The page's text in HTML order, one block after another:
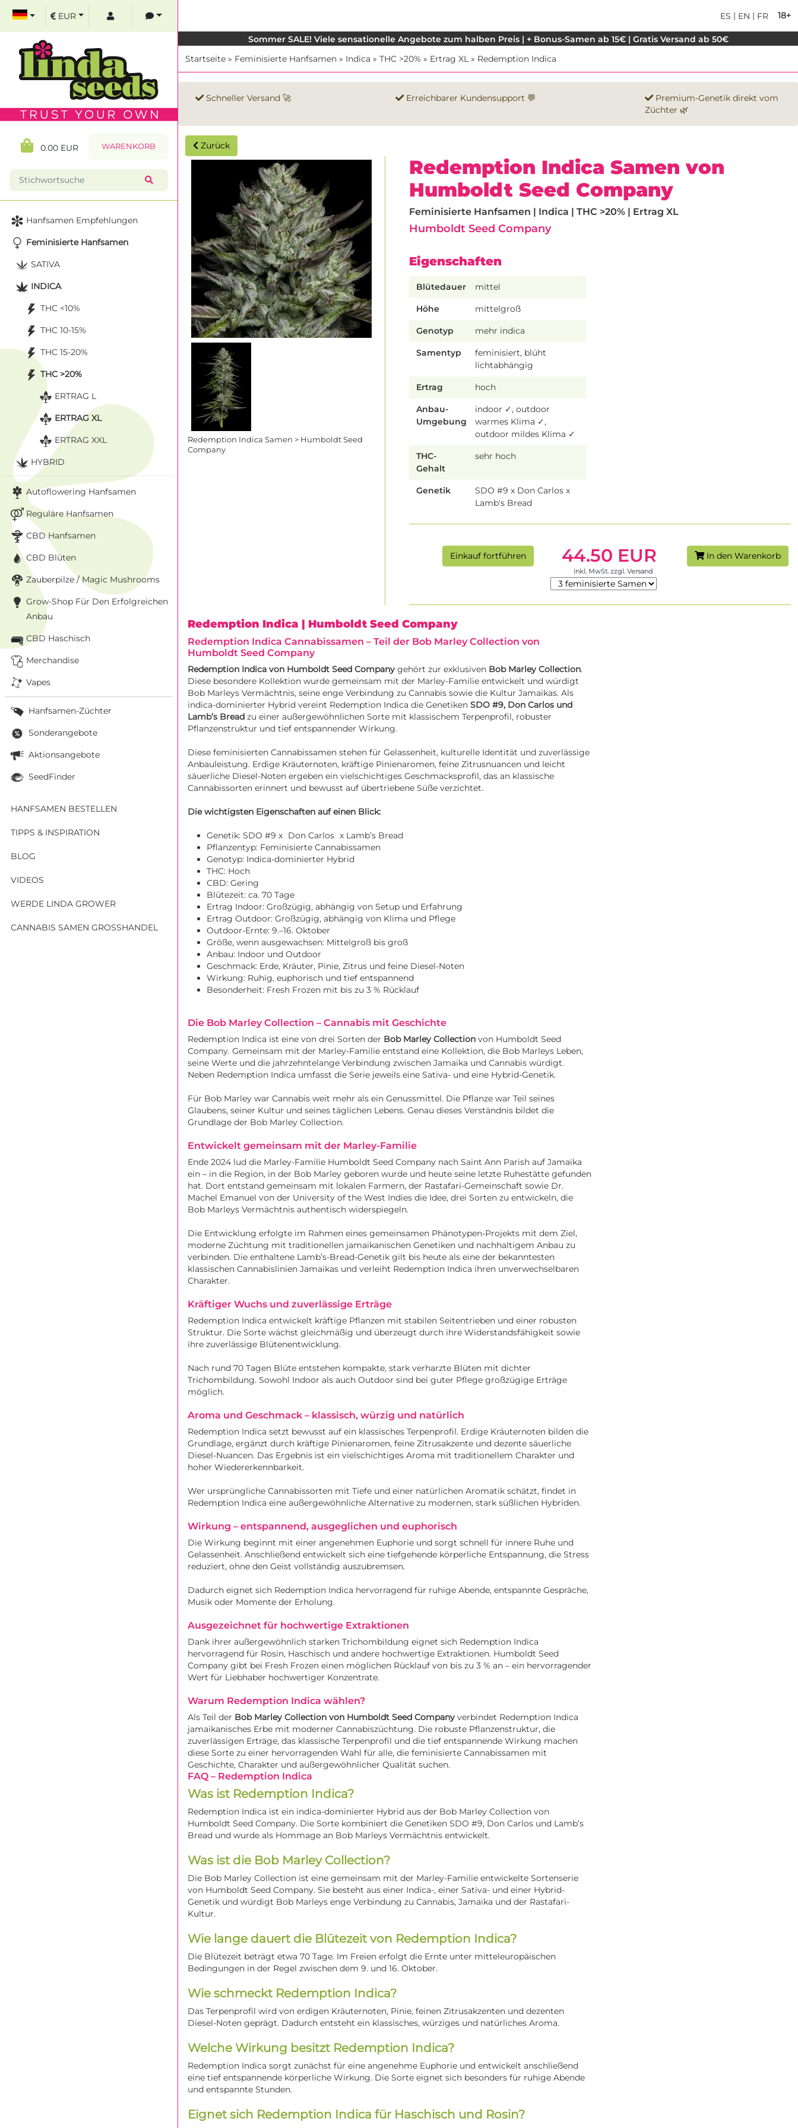
18+
ES | EN | FR
Sommer SALE! Viele sensationelle Angebote zum halben Preis | + Bonus-Samen ab 15€ | Gratis Versand ab 50€
Startseite » Feminisierte Hanfsamen » Indica » THC >20% » Ertrag XL » Redemption Indica
Schneller Versand 🚀 Erreichbarer Kundensupport 💬
Premium-Genetik direkt vom
Züchter 🌿
Zurück
Redemption Indica Samen > Humboldt Seed
Company
Redemption Indica Samen von
Humboldt Seed Company
Feminisierte Hanfsamen | Indica | THC >20% | Ertrag XL
Humboldt Seed Company
Eigenschaften
Blütedauer mittel
Höhe mittelgroß
Genotyp mehr indica
Samentyp
feminisiert, blüht
lichtabhängig
Ertrag hoch
Anbau-
Umgebung
indoor ✓, outdoor
warmes Klima ✓,
outdoor mildes Klima ✓
THC-
Gehalt
sehr hoch
Genetik
SDO #9 x Don Carlos x
Lamb's Bread
Einkauf fortführen 44.50 EUR
inkl. MwSt. zzgl. Versand
In den Warenkorb
Redemption Indica | Humboldt Seed Company
Redemption Indica Cannabissamen – Teil der Bob Marley Collection von
Humboldt Seed Company
Redemption Indica von Humboldt Seed Companygehört zur exklusiven Bob Marley Collection.
Diese besondere Kollektion wurde gemeinsam mit der Marley-Familie entwickelt und würdigt
Bob Marleys Vermächtnis, seine enge Verbindung zu Cannabis sowie die Kultur Jamaikas. Als
indica-dominierter Hybrid vereint Redemption Indica die Genetiken SDO #9, Don Carlos und
Lamb’s Bread zu einer außergewöhnlichen Sorte mit klassischem Terpenprofil, robuster
Pflanzenstruktur und tief entspannender Wirkung.
Diese feminisierten Cannabissamen stehen für Gelassenheit, kulturelle Identität und zuverlässige
Anbauleistung. Erdige Kräuternoten, kräftige Pinienaromen, feine Zitrusnuancen und leicht
säuerliche Diesel-Noten ergeben ein vielschichtiges Geschmacksprofil, das an klassische
Cannabissorten erinnert und bewusst auf übertriebene Süße verzichtet.
Die wichtigsten Eigenschaften auf einen Blick:
Genetik: SDO #9 x Don Carlos x Lamb’s Bread
Pflanzentyp: Feminisierte Cannabissamen
Genotyp: Indica-dominierter Hybrid
THC: Hoch
CBD: Gering
Blütezeit: ca. 70 Tage
Ertrag Indoor: Großzügig, abhängig von Setup und Erfahrung
Ertrag Outdoor: Großzügig, abhängig von Klima und Pflege
Outdoor-Ernte: 9.–16. Oktober
Größe, wenn ausgewachsen: Mittelgroß bis groß
Anbau: Indoor und Outdoor
Geschmack: Erde, Kräuter, Pinie, Zitrus und feine Diesel-Noten
Wirkung: Ruhig, euphorisch und tief entspannend
Besonderheit: Fresh Frozen mit bis zu 3 % Rücklauf
Die Bob Marley Collection – Cannabis mit Geschichte
Redemption Indica ist eine von drei Sorten der Bob Marley Collection von Humboldt Seed
Company. Gemeinsam mit der Marley-Familie entstand eine Kollektion, die Bob Marleys Leben,
seine Werte und die jahrzehntelange Verbindung zwischen Jamaika und Cannabis würdigt.
Neben Redemption Indica umfasst die Serie jeweils eine Sativa- und eine Hybrid-Genetik.
Für Bob Marley war Cannabis weit mehr als ein Genussmittel. Die Pflanze war Teil seines
Glaubens, seiner Kultur und seines täglichen Lebens. Genau dieses Verständnis bildet die
Grundlage der Bob Marley Collection.
Entwickelt gemeinsam mit der Marley-Familie
Ende 2024 lud die Marley-Familie Humboldt Seed Company nach Saint Ann Parish auf Jamaika
ein – in die Region, in der Bob Marley geboren wurde und heute seine letzte Ruhestätte gefunden
hat. Dort entstand gemeinsam mit lokalen Farmern, der Rastafari-Gemeinschaft sowie Dr.
Machel Emanuel von der University of the West Indies die Idee, drei Sorten zu entwickeln, die
Bob Marleys Vermächtnis authentisch widerspiegeln.
Die Entwicklung erfolgte im Rahmen eines gemeinsamen Phänotypen-Projekts mit dem Ziel,
moderne Züchtung mit traditionellen jamaikanischen Genetiken und nachhaltigem Anbau zu
verbinden. Die enthaltene Lamb’s-Bread-Genetik gilt bis heute als eine der bekanntesten
klassischen Cannabislinien Jamaikas und verleiht Redemption Indica ihren unverwechselbaren
Charakter.
Kräftiger Wuchs und zuverlässige Erträge
Redemption Indica entwickelt kräftige Pflanzen mit stabilen Seitentrieben und einer robusten
Struktur. Die Sorte wächst gleichmäßig und überzeugt durch ihre Widerstandsfähigkeit sowie
ihre zuverlässige Blütenentwicklung.
Nach rund 70 Tagen Blüte entstehen kompakte, stark verharzte Blüten mit dichter
Trichombildung. Sowohl Indoor als auch Outdoor sind bei guter Pflege großzügige Erträge
möglich.
Aroma und Geschmack – klassisch, würzig und natürlich
Redemption Indica setzt bewusst auf ein klassisches Terpenprofil. Erdige Kräuternoten bilden die
Grundlage, ergänzt durch kräftige Pinienaromen, feine Zitrusakzente und dezente säuerliche
Diesel-Nuancen. Das Ergebnis ist ein vielschichtiges Aroma mit traditionellem Charakter und
hoher Wiedererkennbarkeit.
Wer ursprüngliche Cannabissorten mit Tiefe und einer natürlichen Aromatik schätzt, findet in
Redemption Indica eine außergewöhnliche Alternative zu modernen, stark süßlichen Hybriden.
Wirkung – entspannend, ausgeglichen und euphorisch
Die Wirkung beginnt mit einer angenehmen Euphorie und sorgt schnell für innere Ruhe und
Gelassenheit. Anschließend entwickelt sich eine tiefgehende körperliche Entspannung, die Stress
reduziert, ohne den Geist vollständig auszubremsen.
Dadurch eignet sich Redemption Indica hervorragend für ruhige Abende, entspannte Gespräche,
Musik oder Momente der Erholung.
Ausgezeichnet für hochwertige Extraktionen
Dank ihrer außergewöhnlich starken Trichombildung eignet sich Redemption Indica
hervorragend für Rosin, Haschisch und andere hochwertige Extraktionen. Humboldt Seed
Company gibt bei Fresh Frozen einen möglichen Rücklauf von bis zu 3 % an – ein hervorragender
Wert für Liebhaber hochwertiger Konzentrate.
Warum Redemption Indica wählen?
Als Teil der Bob Marley Collection von Humboldt Seed Companyverbindet Redemption Indica
jamaikanisches Erbe mit moderner Cannabiszüchtung. Die robuste Pflanzenstruktur, die
zuverlässigen Erträge, das klassische Terpenprofil und die tief entspannende Wirkung machen
diese Sorte zu einer hervorragenden Wahl für alle, die feminisierte Cannabissamen mit
Geschichte, Charakter und außergewöhnlicher Qualität suchen.
FAQ – Redemption Indica
Was ist Redemption Indica?
Redemption Indica ist ein indica-dominierter Hybrid aus der Bob Marley Collection von
Humboldt Seed Company. Die Sorte kombiniert die Genetiken SDO #9, Don Carlos und Lamb’s
Bread und wurde als Hommage an Bob Marleys Vermächtnis entwickelt.
Was ist die Bob Marley Collection?
Die Bob Marley Collection ist eine gemeinsam mit der Marley-Familie entwickelte Sortenserie
von Humboldt Seed Company. Sie besteht aus einer Indica-, einer Sativa- und einer Hybrid-
Genetik und würdigt Bob Marleys enge Verbindung zu Cannabis, Jamaika und der Rastafari-
Kultur.
Wie lange dauert die Blütezeit von Redemption Indica?
Die Blütezeit beträgt etwa 70 Tage. Im Freien erfolgt die Ernte unter mitteleuropäischen
Bedingungen in der Regel zwischen dem 9. und 16. Oktober.
Wie schmeckt Redemption Indica?
Das Terpenprofil wird von erdigen Kräuternoten, Pinie, feinen Zitrusakzenten und dezenten
Diesel-Noten geprägt. Dadurch entsteht ein klassisches, würziges und natürliches Aroma.
Welche Wirkung besitzt Redemption Indica?
Redemption Indica sorgt zunächst für eine angenehme Euphorie und entwickelt anschließend
eine tief entspannende körperliche Wirkung. Die Sorte eignet sich besonders für ruhige Abende
und entspannte Stunden.
Eignet sich Redemption Indica für Haschisch und Rosin?
EUR
0.00 EUR WARENKORB
Hanfsamen Empfehlungen
Feminisierte Hanfsamen
SATIVA
INDICA
THC <10%
THC 10-15%
THC 15-20%
THC >20%
ERTRAG L
ERTRAG XL
ERTRAG XXL
HYBRID
Autoflowering Hanfsamen
Reguläre Hanfsamen
CBD Hanfsamen
CBD Blüten
Zauberpilze / Magic Mushrooms
Grow-Shop Für Den Erfolgreichen
Anbau
CBD Haschisch
Merchandise
Vapes
Hanfsamen-Züchter
Sonderangebote
Aktionsangebote
SeedFinder
HANFSAMEN BESTELLEN
TIPPS & INSPIRATION
BLOG
VIDEOS
WERDE LINDA GROWER
CANNABIS SAMEN GROSSHANDEL